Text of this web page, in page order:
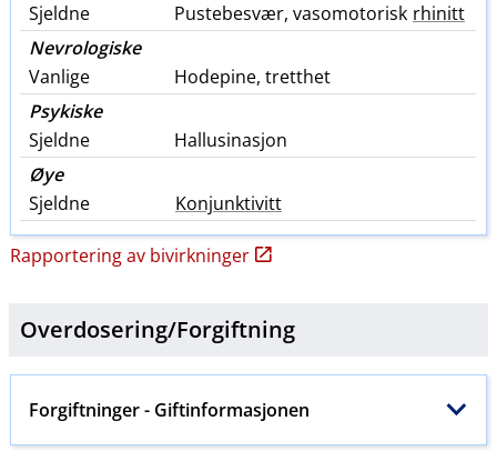
Sjeldne
Pustebesvær, vasomotorisk rhinitt
Nevrologiske
Vanlige
Hodepine, tretthet
Psykiske
Sjeldne
Hallusinasjon
Øye
Sjeldne
Konjunktivitt
Rapportering av bivirkninger
Overdosering​/​Forgiftning
Forgiftninger- Giftinformasjonen